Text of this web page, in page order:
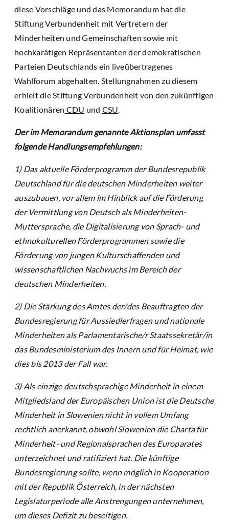
diese Vorschläge und das Memorandum hat die
Stiftung Verbundenheit mit Vertretern der
Minderheiten und Gemeinschaften sowie mit
hochkarätigen Repräsentanten der demokratischen
Parteien Deutschlands ein liveübertragenes
Wahlforum abgehalten. Stellungnahmen zu diesem
erhielt die Stiftung Verbundenheit von den zukünftigen
Koalitionären CDU und CSU.
Der im Memorandum genannte Aktionsplan umfasst
folgende Handlungsempfehlungen:
1) Das aktuelle Förderprogramm der Bundesrepublik
Deutschland für die deutschen Minderheiten weiter
auszubauen, vor allem im Hinblick auf die Förderung
der Vermittlung von Deutsch als Minderheiten-
Muttersprache, die Digitalisierung von Sprach- und
ethnokulturellen Förderprogrammen sowie die
Förderung von jungen Kulturschaffenden und
wissenschaftlichen Nachwuchs im Bereich der
deutschen Minderheiten.
2) Die Stärkung des Amtes der/des Beauftragten der
Bundesregierung für Aussiedlerfragen und nationale
Minderheiten als Parlamentarische/r Staatssekretär/in
das Bundesministerium des Innern und für Heimat, wie
dies bis 2013 der Fall war.
3) Als einzige deutschsprachige Minderheit in einem
Mitgliedsland der Europäischen Union ist die Deutsche
Minderheit in Slowenien nicht in vollem Umfang
rechtlich anerkannt, obwohl Slowenien die Charta für
Minderheit- und Regionalsprachen des Europarates
unterzeichnet und ratifiziert hat. Die künftige
Bundesregierung sollte, wenn möglich in Kooperation
mit der Republik Österreich, in der nächsten
Legislaturperiode alle Anstrengungen unternehmen,
um dieses Defizit zu beseitigen.